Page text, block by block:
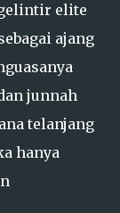
elite
ajang
junnah
telanjang
hanya